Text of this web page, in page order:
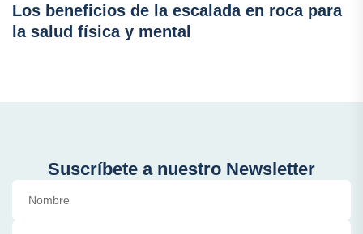
Los beneficios de la escalada en roca para
la salud física y mental
Suscríbete a nuestro Newsletter